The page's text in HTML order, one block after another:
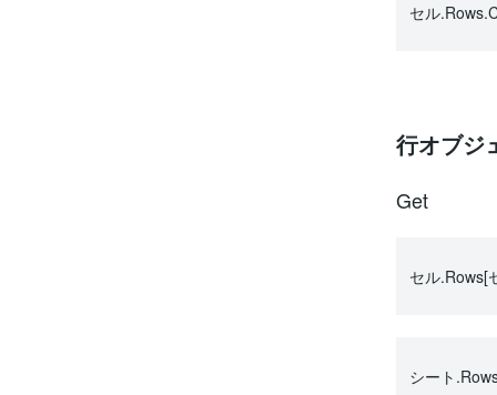
セル
行オブジ
Get
セル.Rows[
シート